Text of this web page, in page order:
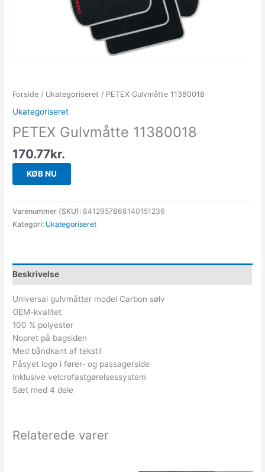
Forside / Ukategoriseret / PETEX Gulvmåtte 11380018
Ukategoriseret
PETEX Gulvmåtte 11380018
170.77kr.
KØB NU
Varenummer (SKU):8412957868140151236
Kategori: Ukategoriseret
Beskrivelse
Universal gulvmåtter model Carbon sølv
OEM-kvalitet
100 % polyester
Nopret på bagsiden
Med båndkant af tekstil
Påsyet logo i fører- og passagerside
Inklusive velcrofastgørelsessystem
Sæt med 4 dele
Relaterede varer